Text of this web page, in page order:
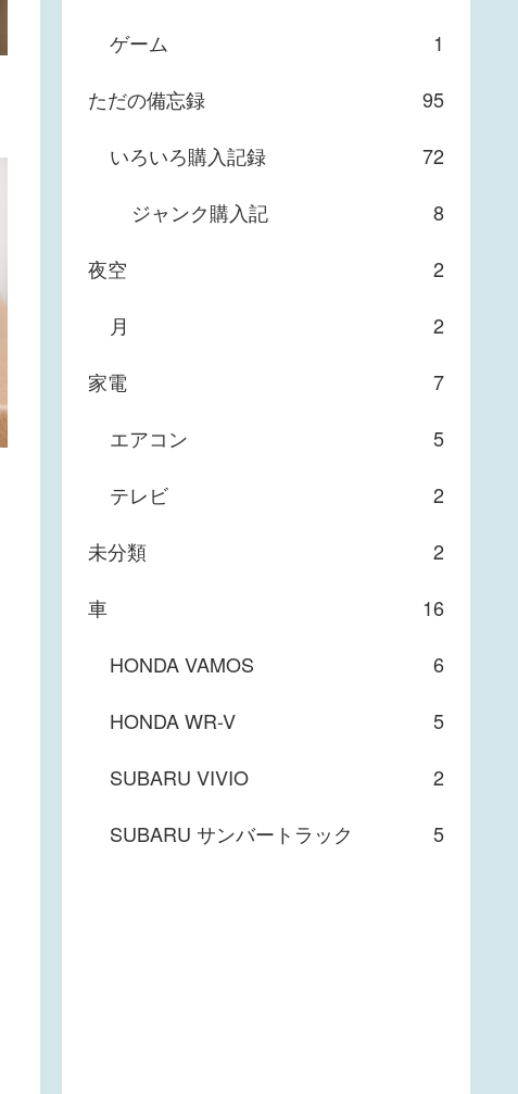
ゲーム
1
ただの備忘録
95
いろいろ購入記録
72
ジャンク購入記
8
夜空
2
月
2
家電
7
エアコン
5
テレビ
2
未分類
2
車
16
HONDA VAMOS
6
HONDA WR-V
5
SUBARU VIVIO
2
SUBARU サンバートラック
5